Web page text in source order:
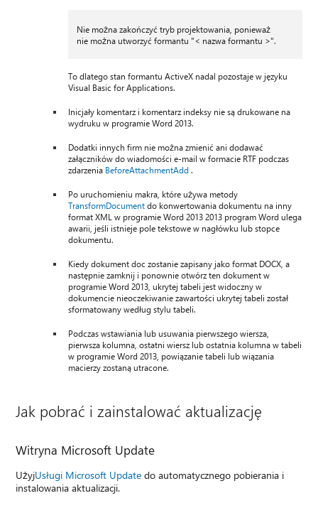
Nie można zakończyć tryb projektowania, ponieważ
nie można utworzyć formantu "< nazwa formantu >".
To dlatego stan formantu ActiveX nadal pozostaje w języku
Visual Basic for Applications.
Inicjały komentarz i komentarz indeksy nie są drukowane na
wydruku w programie Word 2013.
Dodatki innych firm nie można zmienić ani dodawać
załączników do wiadomości e-mail w formacie RTF podczas
zdarzenia BeforeAttachmentAdd.
Po uruchomieniu makra, które używa metody
TransformDocumentdo konwertowania dokumentu na inny
format XML w programie Word 2013 2013 program Word ulega
awarii, jeśli istnieje pole tekstowe w nagłówku lub stopce
dokumentu.
Kiedy dokument doc zostanie zapisany jako format DOCX, a
następnie zamknij i ponownie otwórz ten dokument w
programie Word 2013, ukrytej tabeli jest widoczny w
dokumencie nieoczekiwanie zawartości ukrytej tabeli został
sformatowany według stylu tabeli.
Podczas wstawiania lub usuwania pierwszego wiersza,
pierwsza kolumna, ostatni wiersz lub ostatnia kolumna w tabeli
w programie Word 2013, powiązanie tabeli lub wiązania
macierzy zostaną utracone.
Jak pobrać i zainstalować aktualizację
Witryna Microsoft Update
UżyjUsługi Microsoft Update do automatycznego pobierania i
instalowania aktualizacji.